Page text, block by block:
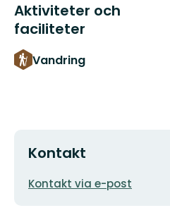
Aktiviteter och
faciliteter
Vandring
Kontakt
E-
Kontakt via e-post